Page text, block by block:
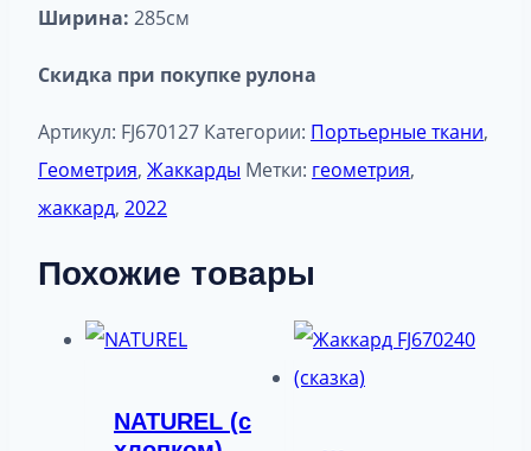
Ширина: 285см
Скидка при покупке рулона
Артикул: FJ670127 Категории: Портьерные ткани,
Геометрия, Жаккарды Метки: геометрия,
жаккард, 2022
Похожие товары
NATUREL (с